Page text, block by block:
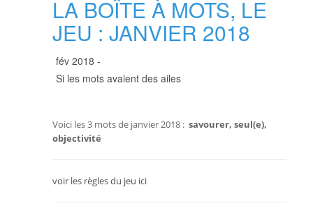
LA BOÎTE À MOTS, LE
JEU : JANVIER 2018
fév 2018 -
Si les mots avaient des ailes
Voici les 3 mots de janvier 2018 : savourer, seul(e),
objectivité
voir les règles du jeu ici